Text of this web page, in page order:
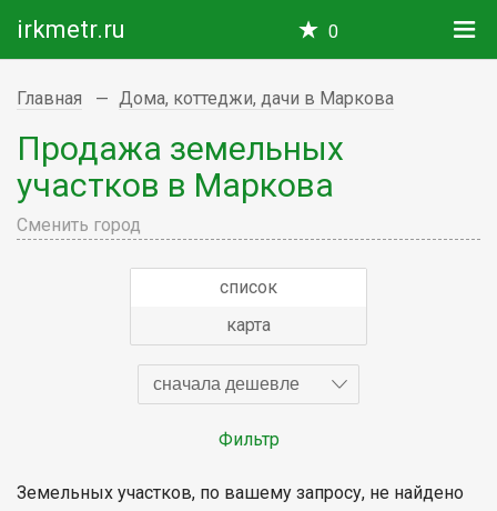
irkmetr.ru 0
Главная Дома, коттеджи, дачи в Маркова
Продажа земельных
участков в Маркова
Сменить город
список
карта
сначала дешевле
Фильтр
Земельных участков, по вашему запросу, не найдено